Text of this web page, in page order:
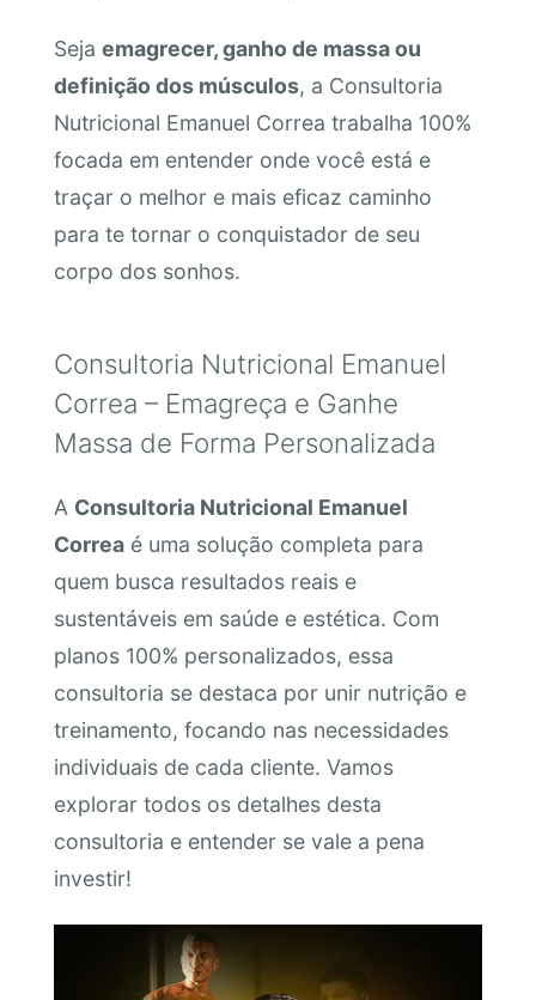
Seja emagrecer, ganho de massa ou
definição dos músculos, a Consultoria
Nutricional Emanuel Correa trabalha 100%
focada em entender onde você está e
traçar o melhor e mais eficaz caminho
para te tornar o conquistador de seu
corpo dos sonhos.
Consultoria Nutricional Emanuel
Correa – Emagreça e Ganhe
Massa de Forma Personalizada
A Consultoria Nutricional Emanuel
Correaé uma solução completa para
quem busca resultados reais e
sustentáveis em saúde e estética. Com
planos 100% personalizados, essa
consultoria se destaca por unir nutrição e
treinamento, focando nas necessidades
individuais de cada cliente. Vamos
explorar todos os detalhes desta
consultoria e entender se vale a pena
investir!